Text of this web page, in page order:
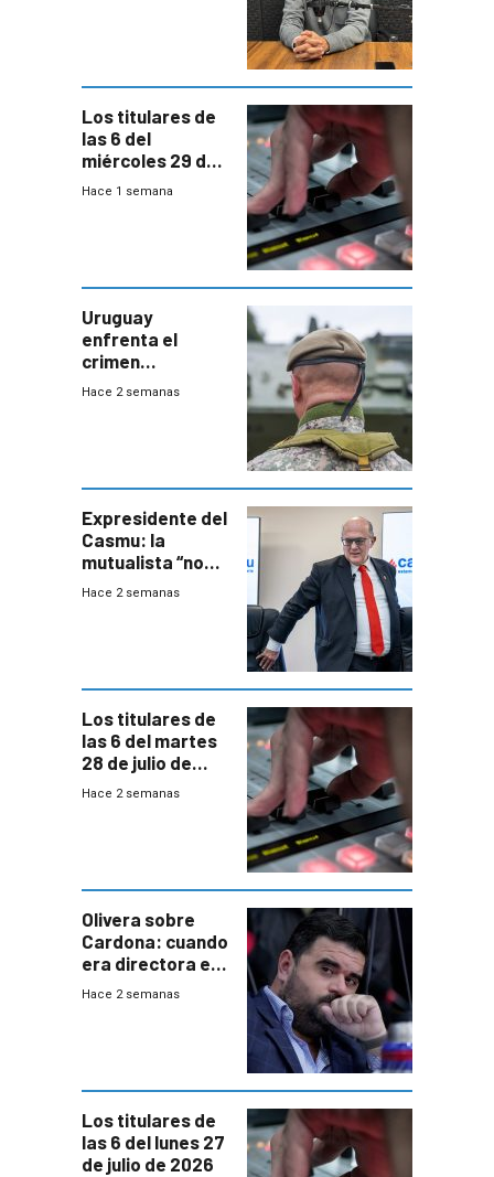
Los titulares de
las 6 del
miércoles 29 de
julio de 2026
Hace 1 semana
Uruguay
enfrenta el
crimen
organizado con
seguridad
Hace 2 semanas
Expresidente del
Casmu: la
mutualista “no
está para pagar”
Hace 2 semanas
Los titulares de
las 6 del martes
28 de julio de
2026
Hace 2 semanas
Olivera sobre
Cardona: cuando
era directora en
UTE “no era muy
Hace 2 semanas
Los titulares de
las 6 del lunes 27
de julio de 2026